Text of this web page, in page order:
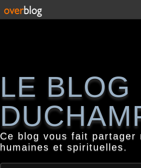
LE
Ce blog vous fait
humaines et spirituelles.